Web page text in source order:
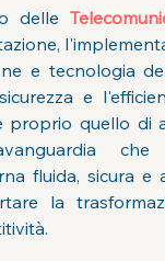
delle
e tecnologia
e
proprio quello di
fluida, sicura e
la